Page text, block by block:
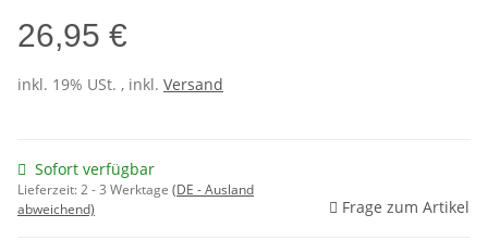
26,95 €
inkl. 19% USt. , inkl. Versand
Sofort verfügbar
Lieferzeit:2 - 3 Werktage (DE - Ausland
abweichend)
Frage zum Artikel